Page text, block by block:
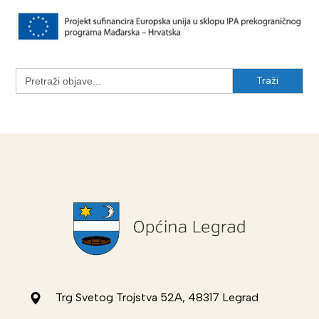
Search
for:
Trg Svetog Trojstva 52A, 48317 Legrad